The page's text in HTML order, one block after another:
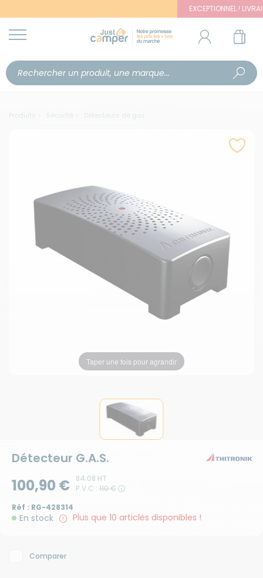
EXCEPTIONNEL ! LIVRAISON
Produits Sécurité Détecteurs de gaz
Taper une fois pour agrandir
Détecteur G.A.S.
100,90 €
84.08 HT
P.V.C : 110 €
Réf : RG-428314
En stock Plus que 10 articles disponibles !
Comparer